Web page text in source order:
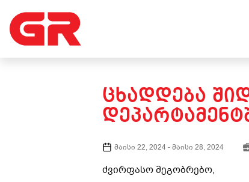
ᲪᲮᲐᲓᲓᲔᲑᲐ
მაისი 22, 2024 -მაისი 28, 2024
ძვირფასო მეგობრებო,